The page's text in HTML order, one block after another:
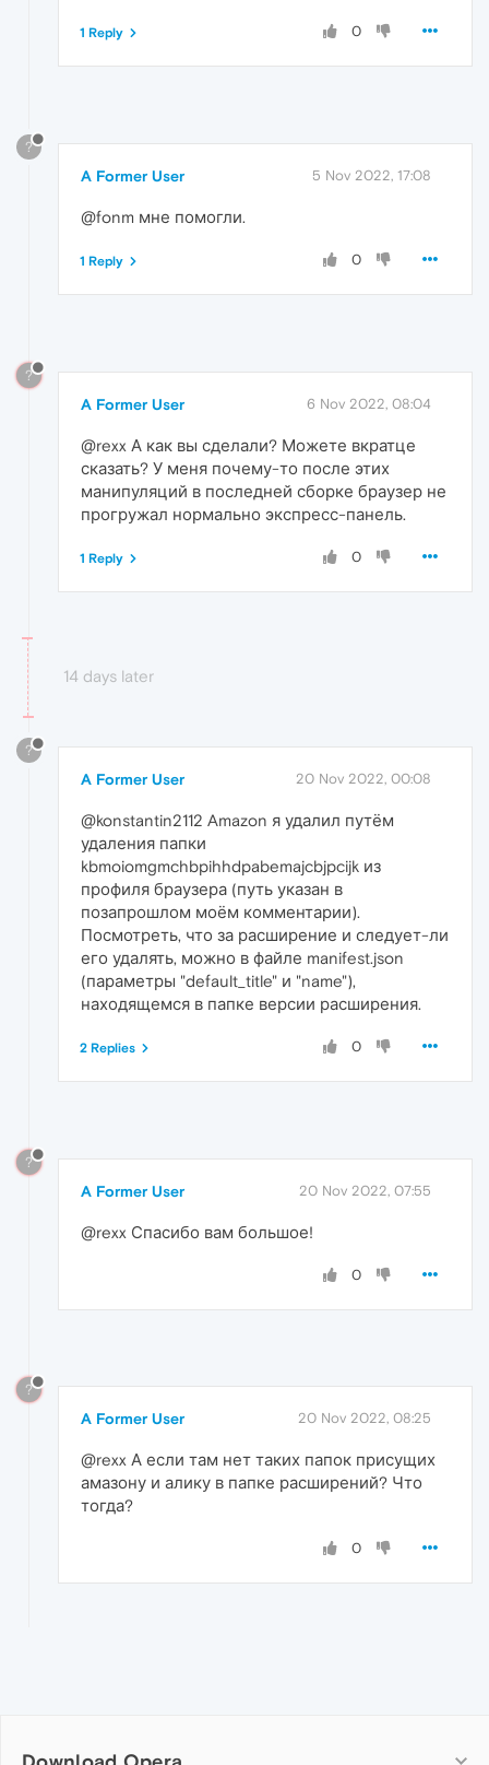
0
1 Reply
?
A Former User 5 Nov 2022, 17:08
@fonm мне помогли.
0
1 Reply
?
A Former User 6 Nov 2022, 08:04
@rexx А как вы сделали? Можете вкратце
сказать? У меня почему-то после этих
манипуляций в последней сборке браузер не
прогружал нормально экспресс-панель.
0
1 Reply
14 days later
?
A Former User 20 Nov 2022, 00:08
@konstantin2112 Amazon я удалил путём
удаления папки
kbmoiomgmchbpihhdpabemajcbjpcijk из
профиля браузера (путь указан в
позапрошлом моём комментарии).
Посмотреть, что за расширение и следует-ли
его удалять, можно в файле manifest.json
(параметры "default_title" и "name"),
находящемся в папке версии расширения.
0
2 Replies
?
A Former User 20 Nov 2022, 07:55
@rexx Спасибо вам большое!
0
?
A Former User 20 Nov 2022, 08:25
@rexx А если там нет таких папок присущих
амазону и алику в папке расширений? Что
тогда?
0